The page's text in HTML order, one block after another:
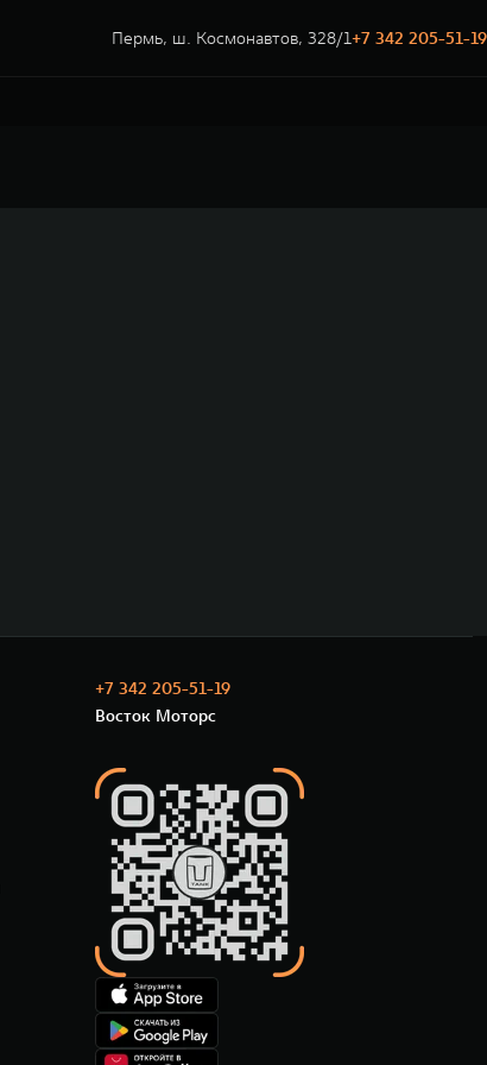
Пермь, ш. Космонавтов, 328/1+7 342 205-51-19
+7 342 205-51-19
Восток Моторс